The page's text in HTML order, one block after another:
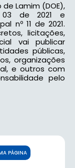
Lamim (DOE),
03 de 2021 e
nº 11 de 2021.
licitações,
vai publicar
públicas,
organizações
e outros com
pelo
PÁGINA